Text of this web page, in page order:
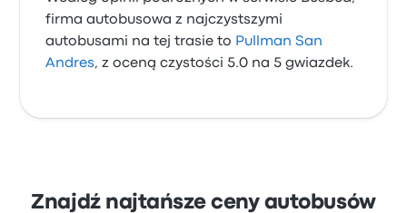
firma autobusowa z najczystszymi
autobusami na tej trasie to Pullman San
Andres, z oceną czystości 5.0 na 5 gwiazdek.
Znajdź najtańsze ceny autobusów